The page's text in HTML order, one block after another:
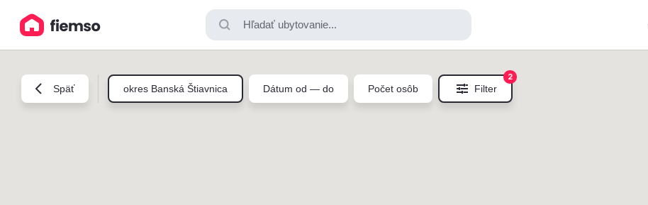
Hľadať ubytovanie...
Späť okres Banská Štiavnica Dátum od — do Počet osôb Filter
2